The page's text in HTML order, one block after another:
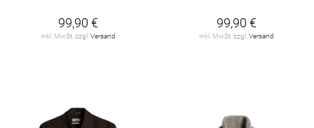
99,90 €
inkl. MwSt. zzgl. Versand
99,90 €
inkl. MwSt. zzgl. Versand